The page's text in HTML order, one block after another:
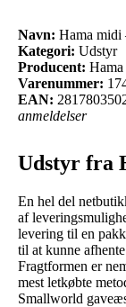
Navn: Hama midi
Kategori: Udstyr
Producent: Hama
Varenummer:
EAN:
anmeldelser
Udstyr fra
En hel del
af
levering til en
til at kunne
Fragtformen er
mest letkøbte
Smallworld